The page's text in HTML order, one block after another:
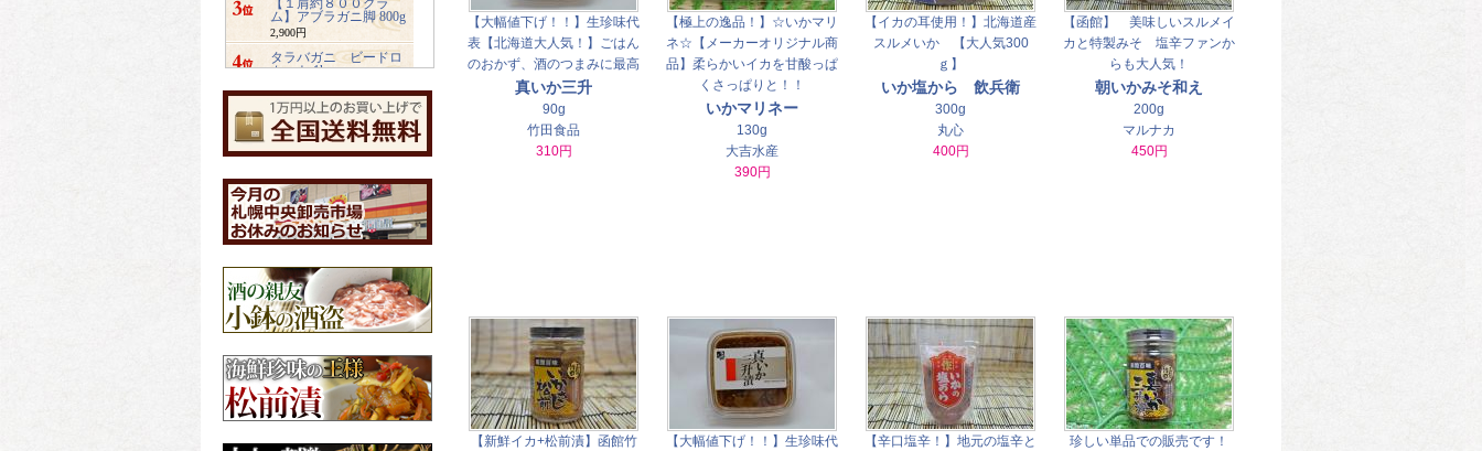
【大幅値下げ！！】生珍味代
表【北海道大人気！】ごはん
のおかず、酒のつまみに最高
真いか三升
90g
竹田食品
310円
【極上の逸品！】☆いかマリ
ネ☆【メーカーオリジナル商
品】柔らかいイカを甘酸っぱ
くさっぱりと！！
いかマリネー
130g
大吉水産
390円
【イカの耳使用！】北海道産
スルメいか 【大人気300
ｇ】
いか塩から 飲兵衛
300g
丸心
400円
【函館】 美味しいスルメイ
カと特製みそ 塩辛ファンか
らも大人気！
朝いかみそ和え
200g
マルナカ
450円
【新鮮イカ+松前漬】函館竹
【大幅値下げ！！】生珍味代
【辛口塩辛！】地元の塩辛と
珍しい単品での販売です！
【１肩約８００グラ
ム】アブラガニ脚 800g
2,900円
タラバガニ ビードロ
カット 1kg
ズワイガニ ビードロ
カット 1kg
3,400円
り】みちのく松前
4,800円
【特大2キロ入り】業務
用ホッキ貝サラダ
4,900円
【数の子だらけ☆】み
ちのく松前
3,600円
昆布
【カニが安いゾ
ッ！！】毛ガニ 660g前
後×2尾
6,960円